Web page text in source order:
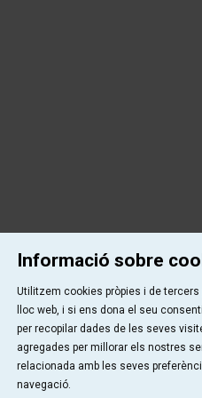
Informació sobre
Utilitzem cookies pròpies i de
lloc web, i si ens dona el seu
per recopilar dades de les seves
agregades per millorar els nostres
relacionada amb les seves
navegació.